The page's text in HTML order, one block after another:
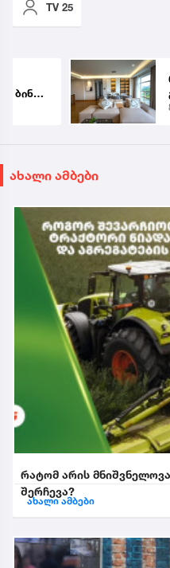
TV 25
ბინის
ახალი ამბები
რატომ არის
შერჩევა?
ახალი ამბები